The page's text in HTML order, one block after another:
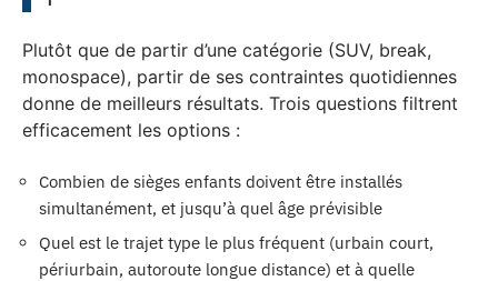
Plutôt que de partir d’une catégorie (SUV, break,
monospace), partir de ses contraintes quotidiennes
donne de meilleurs résultats. Trois questions filtrent
efficacement les options :
Combien de sièges enfants doivent être installés
simultanément, et jusqu’à quel âge prévisible
Quel est le trajet type le plus fréquent (urbain court,
périurbain, autoroute longue distance) et à quelle